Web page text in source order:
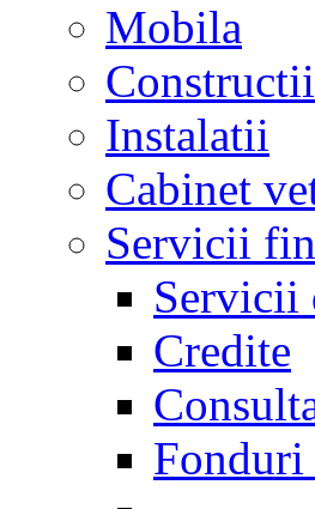
Mobila
Constructii
Instalatii
Cabinet
Servicii
Servicii
Credite
Fonduri